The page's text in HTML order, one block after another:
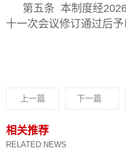
第五条 本制度经
十一次会议修订通过后予
上一篇 下一篇
相关推荐
RELATED NEWS